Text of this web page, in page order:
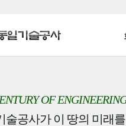
OF
술공사가 이 땅의 미래